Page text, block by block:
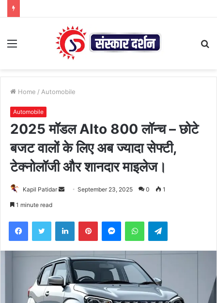
Menu
Home / Automobile
Automobile
2025 मॉडल Alto 800 लॉन्च – छोटे
बजट वालों के लिए अब ज्यादा सेफ्टी,
टेक्नोलॉजी और शानदार माइलेज।
Kapil Patidar
Send September 23, 2025 0 1
1 minute read
FacebookTwitter LinkedInPinterestMessengerWhatsAppTelegram